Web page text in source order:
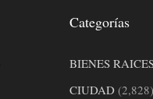
Categorías
BIENES
CIUDAD(2,828)